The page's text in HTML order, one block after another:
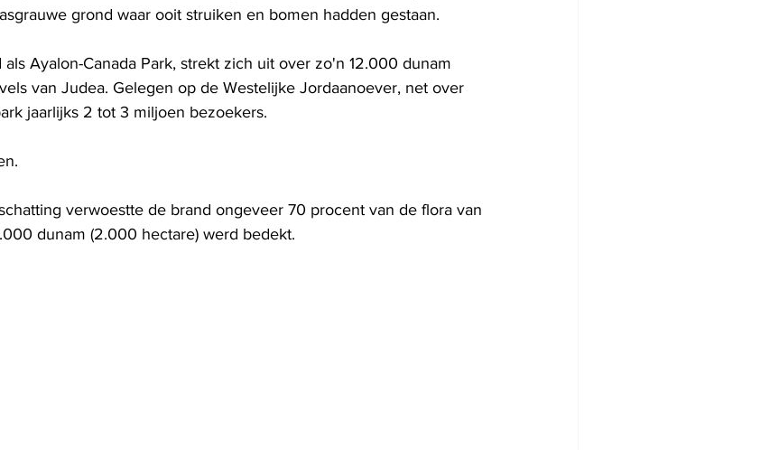
grond waar ooit struiken en bomen hadden gestaan.
als Ayalon-Canada Park, strekt zich uit over zo'n 12.000 dunam
van Judea. Gelegen op de Westelijke Jordaanoever, net over
jaarlijks 2 tot 3 miljoen bezoekers.
verwoestte de brand ongeveer 70 procent van de flora van
dunam (2.000 hectare) werd bedekt.